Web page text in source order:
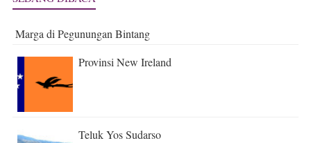
Marga di Pegunungan Bintang
Provinsi New Ireland
Teluk Yos Sudarso